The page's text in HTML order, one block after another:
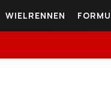
WIELRENNEN